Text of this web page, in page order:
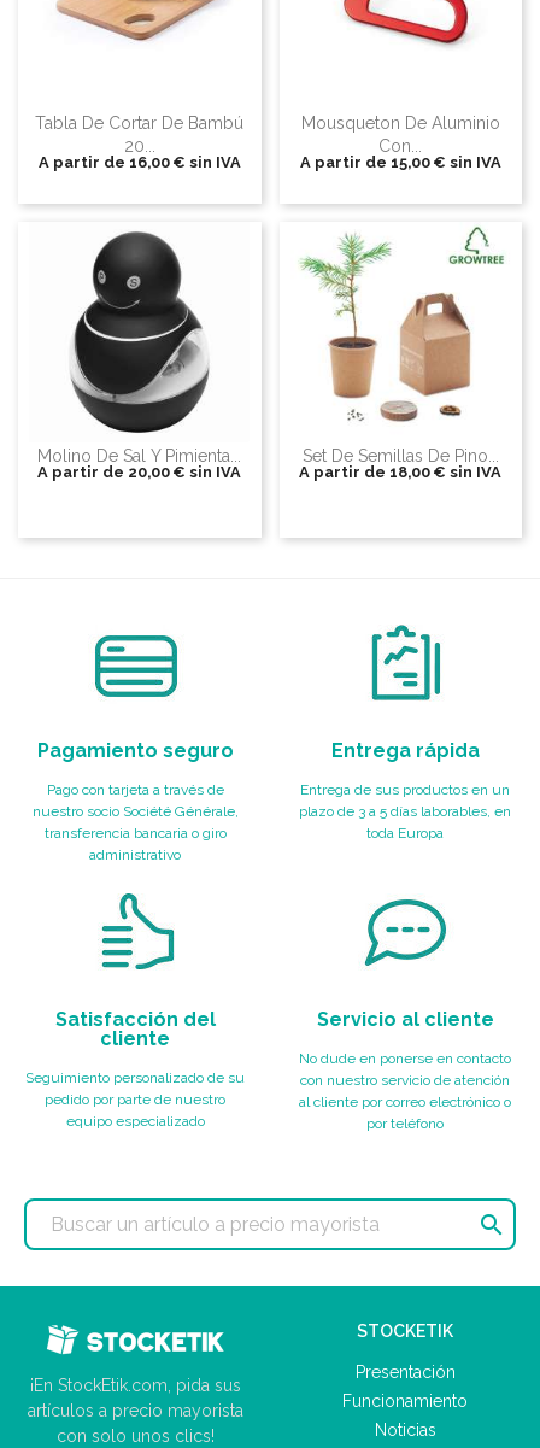
Tabla De Cortar De Bambú
20...
A partir de 16,00 € sin IVA
Mousqueton De Aluminio
Con...
A partir de 15,00 € sin IVA
Molino De Sal Y Pimienta...
A partir de 20,00 €sin IVA
Set De Semillas De Pino...
A partir de 18,00 €sin IVA
Pagamiento seguro
Pago con tarjeta a través de
nuestro socio Société Générale,
transferencia bancaria o giro
administrativo
Entrega rápida
Entrega de sus productos en un
plazo de 3 a 5 días laborables, en
toda Europa
Satisfacción del
cliente
Seguimiento personalizado de su
pedido por parte de nuestro
equipo especializado
Servicio al cliente
No dude en ponerse en contacto
con nuestro servicio de atención
al cliente por correo electrónico o
por teléfono

¡En StockEtik.com, pida sus
artículos a precio mayorista
con solo unos clics!
STOCKETIK
Presentación
Funcionamiento
Noticias